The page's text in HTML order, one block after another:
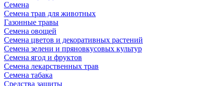
Семена
Семена трав для животных
Газонные травы
Семена овощей
Семена цветов и декоративных растений
Семена зелени и пряновкусовых культур
Семена ягод и фруктов
Семена лекарственных трав
Семена табака
Средства защиты